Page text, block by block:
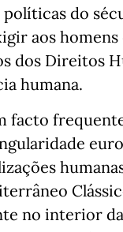
do
aos
dos Direitos
humana.
facto
no interior